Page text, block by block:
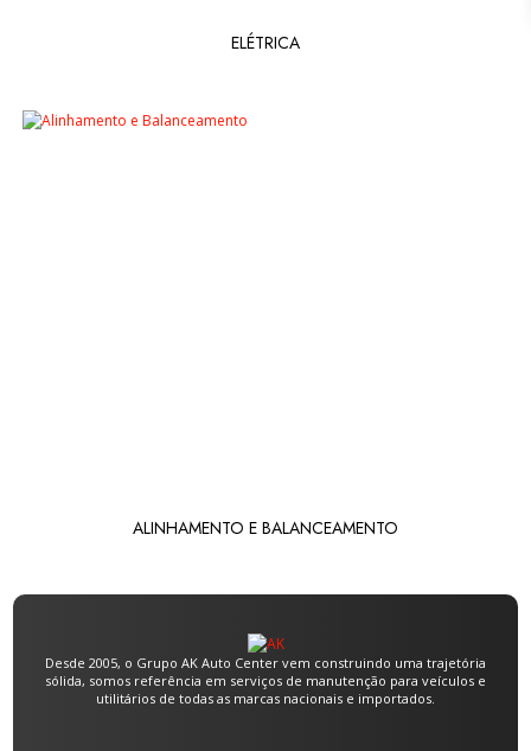
ELÉTRICA
ALINHAMENTO E BALANCEAMENTO
Desde 2005, o Grupo AK Auto Center vem construindo uma trajetória
sólida, somos referência em serviços de manutenção para veículos e
utilitários de todas as marcas nacionais e importados.